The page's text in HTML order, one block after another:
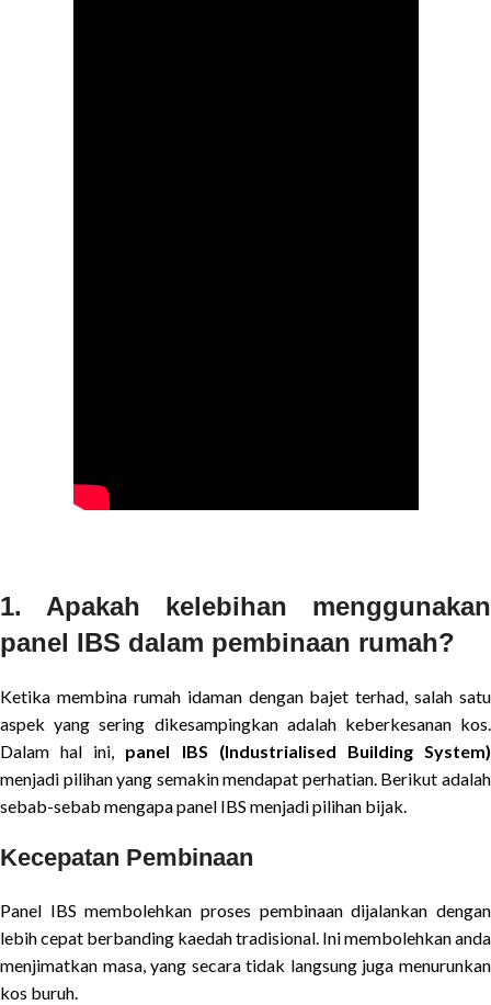
1. Apakah kelebihan menggunakan
panel IBS dalam pembinaan rumah?
Ketika membina rumah idaman dengan bajet terhad, salah satu
aspek yang sering dikesampingkan adalah keberkesanan kos.
Dalam hal ini, panel IBS (Industrialised Building System)
menjadi pilihan yang semakin mendapat perhatian. Berikut adalah
sebab-sebab mengapa panel IBS menjadi pilihan bijak.
Kecepatan Pembinaan
Panel IBS membolehkan proses pembinaan dijalankan dengan
lebih cepat berbanding kaedah tradisional. Ini membolehkan anda
menjimatkan masa, yang secara tidak langsung juga menurunkan
kos buruh.